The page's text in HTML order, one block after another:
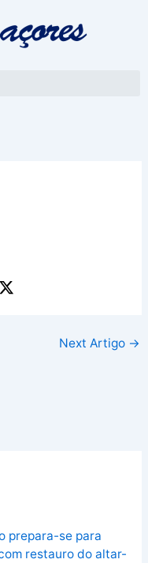
Next Artigo →
prepara-se para
restauro do altar-